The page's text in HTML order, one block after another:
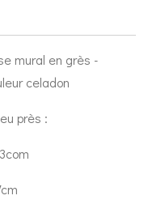
mural en grès -
celadon
près :